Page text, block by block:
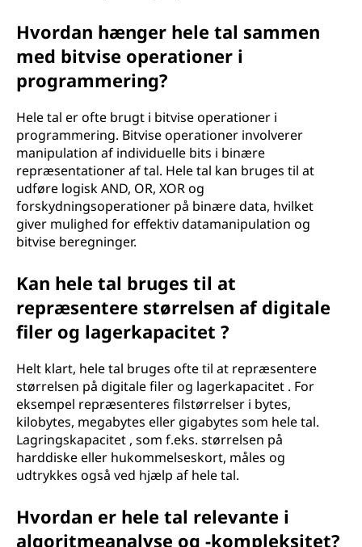
Hvordan hænger hele tal sammen
med bitvise operationer i
programmering?
Hele tal er ofte brugt i bitvise operationer i
programmering. Bitvise operationer involverer
manipulation af individuelle bits i binære
repræsentationer af tal. Hele tal kan bruges til at
udføre logisk AND, OR, XOR og
forskydningsoperationer på binære data, hvilket
giver mulighed for effektiv datamanipulation og
bitvise beregninger.
Kan hele tal bruges til at
repræsentere størrelsen af digitale
filer og lagerkapacitet ?
Helt klart, hele tal bruges ofte til at repræsentere
størrelsen på digitale filer og lagerkapacitet . For
eksempel repræsenteres filstørrelser i bytes,
kilobytes, megabytes eller gigabytes som hele tal.
Lagringskapacitet , som f.eks. størrelsen på
harddiske eller hukommelseskort, måles og
udtrykkes også ved hjælp af hele tal.
Hvordan er hele tal relevante i
algoritmeanalyse og -kompleksitet?